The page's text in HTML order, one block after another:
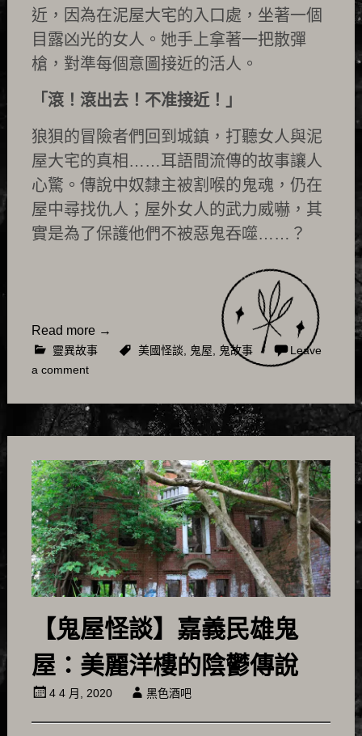
近，因為在泥屋大宅的入口處，坐著一個
目露凶光的女人。她手上拿著一把散彈
槍，對準每個意圖接近的活人。
「滾！滾出去！不准接近！」
狼狽的冒險者們回到城鎮，打聽女人與泥
屋大宅的真相……耳語間流傳的故事讓人
心驚。傳說中奴隸主被割喉的鬼魂，仍在
屋中尋找仇人；屋外女人的武力威嚇，其
實是為了保護他們不被惡鬼吞噬……？
Read more →
靈異故事 美國怪談, 鬼屋, 鬼故事
Leave
a comment
【鬼屋怪談】嘉義民雄鬼
屋：美麗洋樓的陰鬱傳說
4 4 月, 2020 黑色酒吧